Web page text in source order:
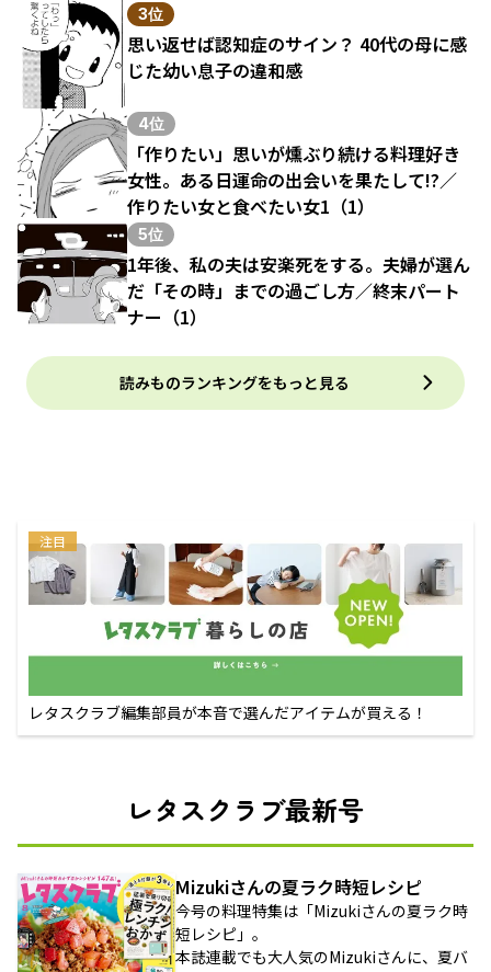
3位
思い返せば認知症のサイン？ 40代の母に感
じた幼い息子の違和感
4位
「作りたい」思いが燻ぶり続ける料理好き
女性。ある日運命の出会いを果たして!?／
作りたい女と食べたい女1（1）
5位
1年後、私の夫は安楽死をする。夫婦が選ん
だ「その時」までの過ごし方／終末パート
ナー（1）
読みものランキングをもっと見る
注目
レタスクラブ編集部員が本音で選んだアイテムが買える！
レタスクラブ最新号
Mizukiさんの夏ラク時短レシピ
今号の料理特集は「Mizukiさんの夏ラク時
短レシピ」。
本誌連載でも大人気のMizukiさんに、夏バ